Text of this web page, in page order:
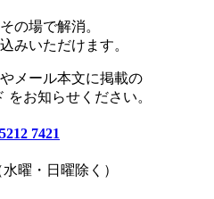
の場で解消。
みいただけます。
メール本文に掲載の
をお知らせください。
7421
曜・日曜除く）